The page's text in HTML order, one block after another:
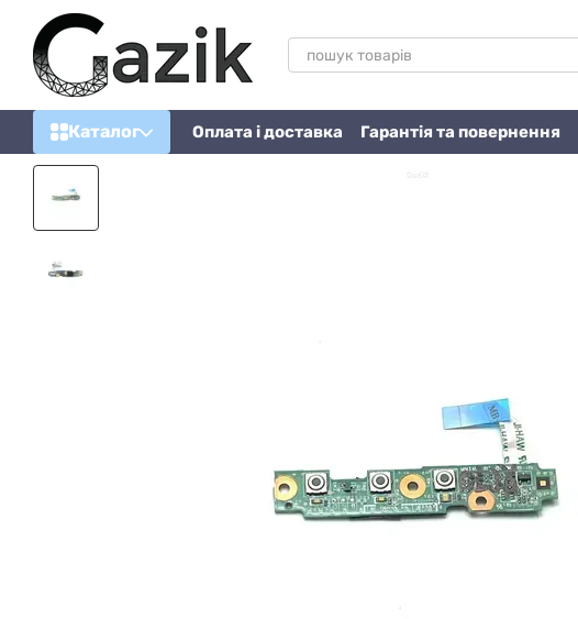
Перейти до основного контенту
Каталог Оплата і доставка Гарантія та повернення